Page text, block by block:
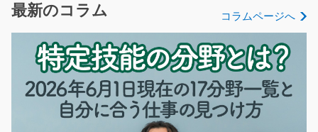
ンプ製品の検品作業…
時給1200円～
大阪府東大阪市
気になる
最新のコラム コラムページへ